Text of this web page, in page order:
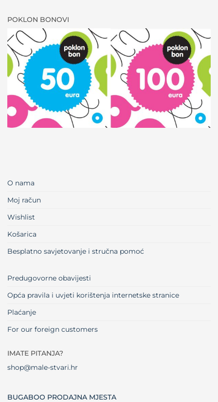
POKLON BONOVI
O nama
Moj račun
Wishlist
Košarica
Besplatno savjetovanje i stručna pomoć
Predugovorne obavijesti
Opća pravila i uvjeti korištenja internetske stranice
Plaćanje
For our foreign customers
IMATE PITANJA?
shop@male-stvari.hr
BUGABOO PRODAJNA MJESTA